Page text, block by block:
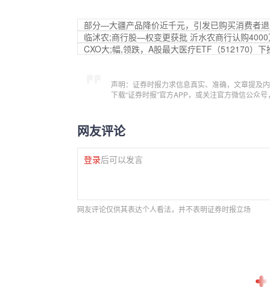
部分—大疆产品降价近千元，引发已购买消费者
临沭农;商行股—权变更获批 沂水农商行认购
CXO大;幅,领跌，A股最大医疗ETF（512170）
声明：证券时报力求信息真实、准确，文章提及
下载“证券时报”官方APP，或关注官方微信公众
网友评论
登录后可以发言
网友评论仅供其表达个人看法，并不表明证券时报立场